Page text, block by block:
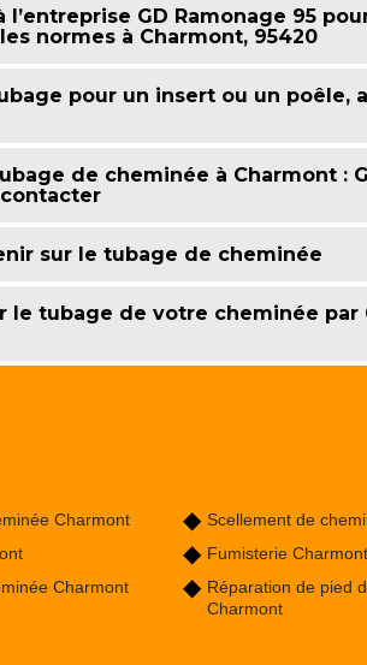
l’entreprise GD Ramonage 95
normes à Charmont, 95420
pour un insert ou un poêle,
de cheminée à Charmont :
sur le tubage de cheminée
le tubage de votre cheminée par
Charmont
Charmont
Scellement de
Fumisterie Charmont
Réparation de pied
Charmont